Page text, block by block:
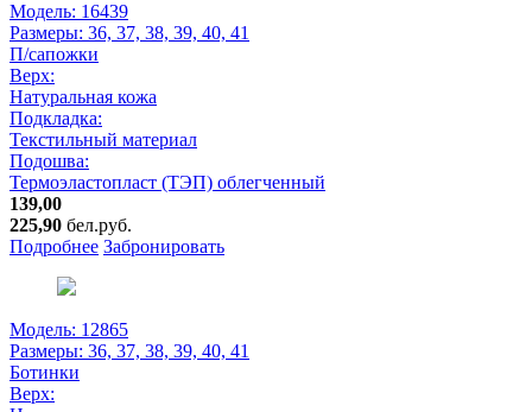
Модель: 16439
Размеры: 36, 37, 38, 39, 40, 41
П/сапожки
Верх:
Натуральная кожа
Подкладка:
Текстильный материал
Подошва:
Термоэластопласт (ТЭП) облегченный
139,00
225,90 бел.руб.
Подробнее Забронировать
Модель: 12865
Размеры: 36, 37, 38, 39, 40, 41
Ботинки
Верх: